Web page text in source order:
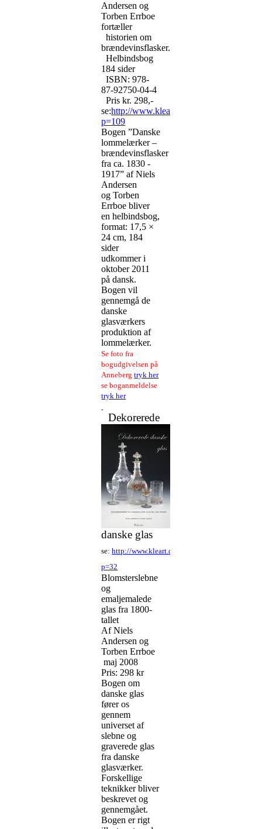
Andersen og
Torben Errboe
fortæller
historien om
brændevinsflasker.
Helbindsbog
184 sider
ISBN: 978-
87-92750-04-4
Pris kr. 298,-
se:http://www.kleart.dk/index.php?
p=109
Bogen ”Danske
lommelærker –
brændevinsflasker
fra ca. 1830 -
1917” af Niels
Andersen
og Torben
Errboe bliver
en helbindsbog,
format: 17,5 ×
24 cm, 184
sider
udkommer i
oktober 2011
på dansk.
Bogen vil
gennemgå de
danske
glasværkers
produktion af
lommelærker.
Se foto fra
bogudgivelsen på
Anneberg tryk her
se boganmeldelse
tryk her
Dekorerede
danske glas
se:http://www.kleart.dk/index.php?
p=32
Blomsterslebne
og
emaljemalede
glas fra 1800-
tallet
Af Niels
Andersen og
Torben Errboe
maj 2008
Pris: 298 kr
Bogen om
danske glas
fører os
gennem
universetaf
slebne og
graverede glas
fradanske
glasværker.
Forskellige
teknikker bliver
beskrevet og
gennemgået.
Bogen er rigt